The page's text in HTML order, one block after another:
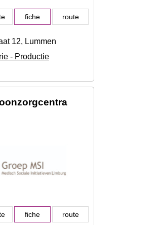
fiche route
12, Lummen
- Productie
fiche route